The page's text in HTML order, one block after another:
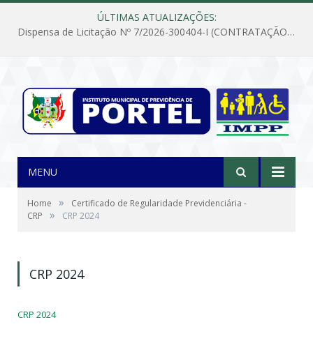
ÚLTIMAS ATUALIZAÇÕES:
Dispensa de Licitação Nº 7/2026-300404-I (CONTRATAÇÃO DE EMPRESA PARA MANUTENÇÃO E REPARAÇÃO DE APARELHOS DE AR CONDICIONADO, EM ATENDIMENTO ÀS NECESSIDADES DO INSTITUTO DE PREVIDÊNCIA MUNICIPAL DE PORTEL/PA)
MENU
Home »
Certificado de Regularidade Previdenciária -
CRP
» CRP 2024
CRP 2024
CRP 2024